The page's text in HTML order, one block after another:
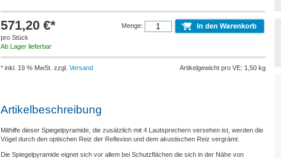
571,20 €*
pro Stück
Ab Lager lieferbar
Menge:
Artikelgewicht pro VE: 1,50 kg
* inkl. 19 % MwSt. zzgl. Versand
Artikelbeschreibung
Mithilfe dieser Spiegelpyramide, die zusätzlich mit 4 Lautsprechern versehen ist, werden die
Vögel durch den optischen Reiz der Reflexion und dem akustischen Reiz vergrämt.
Die Spiegelpyramide eignet sich vor allem bei Schutzflächen die sich in der Nähe von